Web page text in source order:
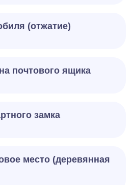
(отжатие)
почтового ящика
замка
место (деревянная